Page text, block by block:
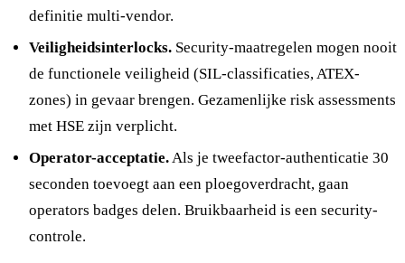
definitie multi-vendor.
Veiligheidsinterlocks. Security-maatregelen mogen nooit
de functionele veiligheid (SIL-classificaties, ATEX-
zones) in gevaar brengen. Gezamenlijke risk assessments
met HSE zijn verplicht.
Operator-acceptatie.Als je tweefactor-authenticatie 30
seconden toevoegt aan een ploegoverdracht, gaan
operators badges delen. Bruikbaarheid is een security-
controle.